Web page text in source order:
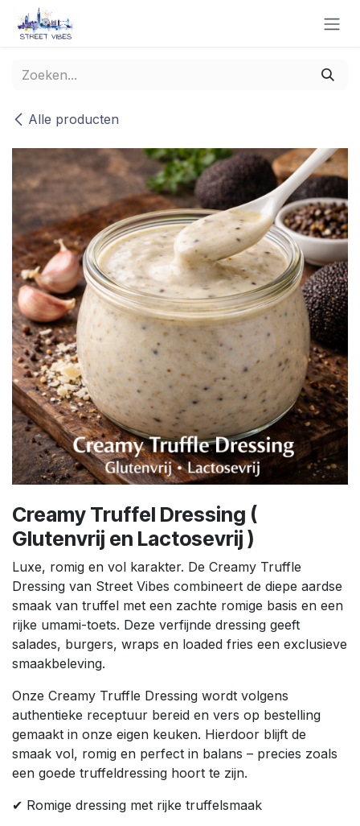
Overslaan naar inhoud
Alle producten
Creamy Truffel Dressing (
Glutenvrij en Lactosevrij )
Luxe, romig en vol karakter. De Creamy Truffle
Dressing van Street Vibes combineert de diepe aardse
smaak van truffel met een zachte romige basis en een
rijke umami-toets. Deze verfijnde dressing geeft
salades, burgers, wraps en loaded fries een exclusieve
smaakbeleving.
Onze Creamy Truffle Dressing wordt volgens
authentieke receptuur bereid en vers op bestelling
gemaakt in onze eigen keuken. Hierdoor blijft de
smaak vol, romig en perfect in balans – precies zoals
een goede truffeldressing hoort te zijn.
✔ Romige dressing met rijke truffelsmaak